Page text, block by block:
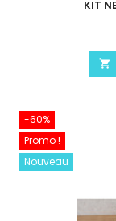
KIT

-60%
Promo !
Nouveau